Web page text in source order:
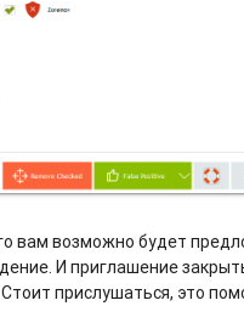
вам возможно будет
И приглашение
прислушаться, это